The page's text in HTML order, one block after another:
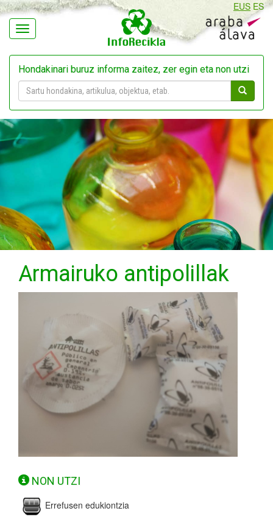
Navegación
EUS ES
Hondakinari buruz informa zaitez, zer egin eta non utzi
Armairuko antipolillak
NON UTZI
Errefusen edukiontzia